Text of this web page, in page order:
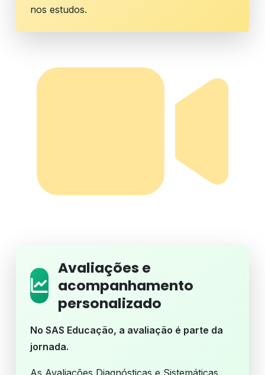
nos estudos.
Avaliações e
acompanhamento
personalizado
No SAS Educação, a avaliação é parte da
jornada.